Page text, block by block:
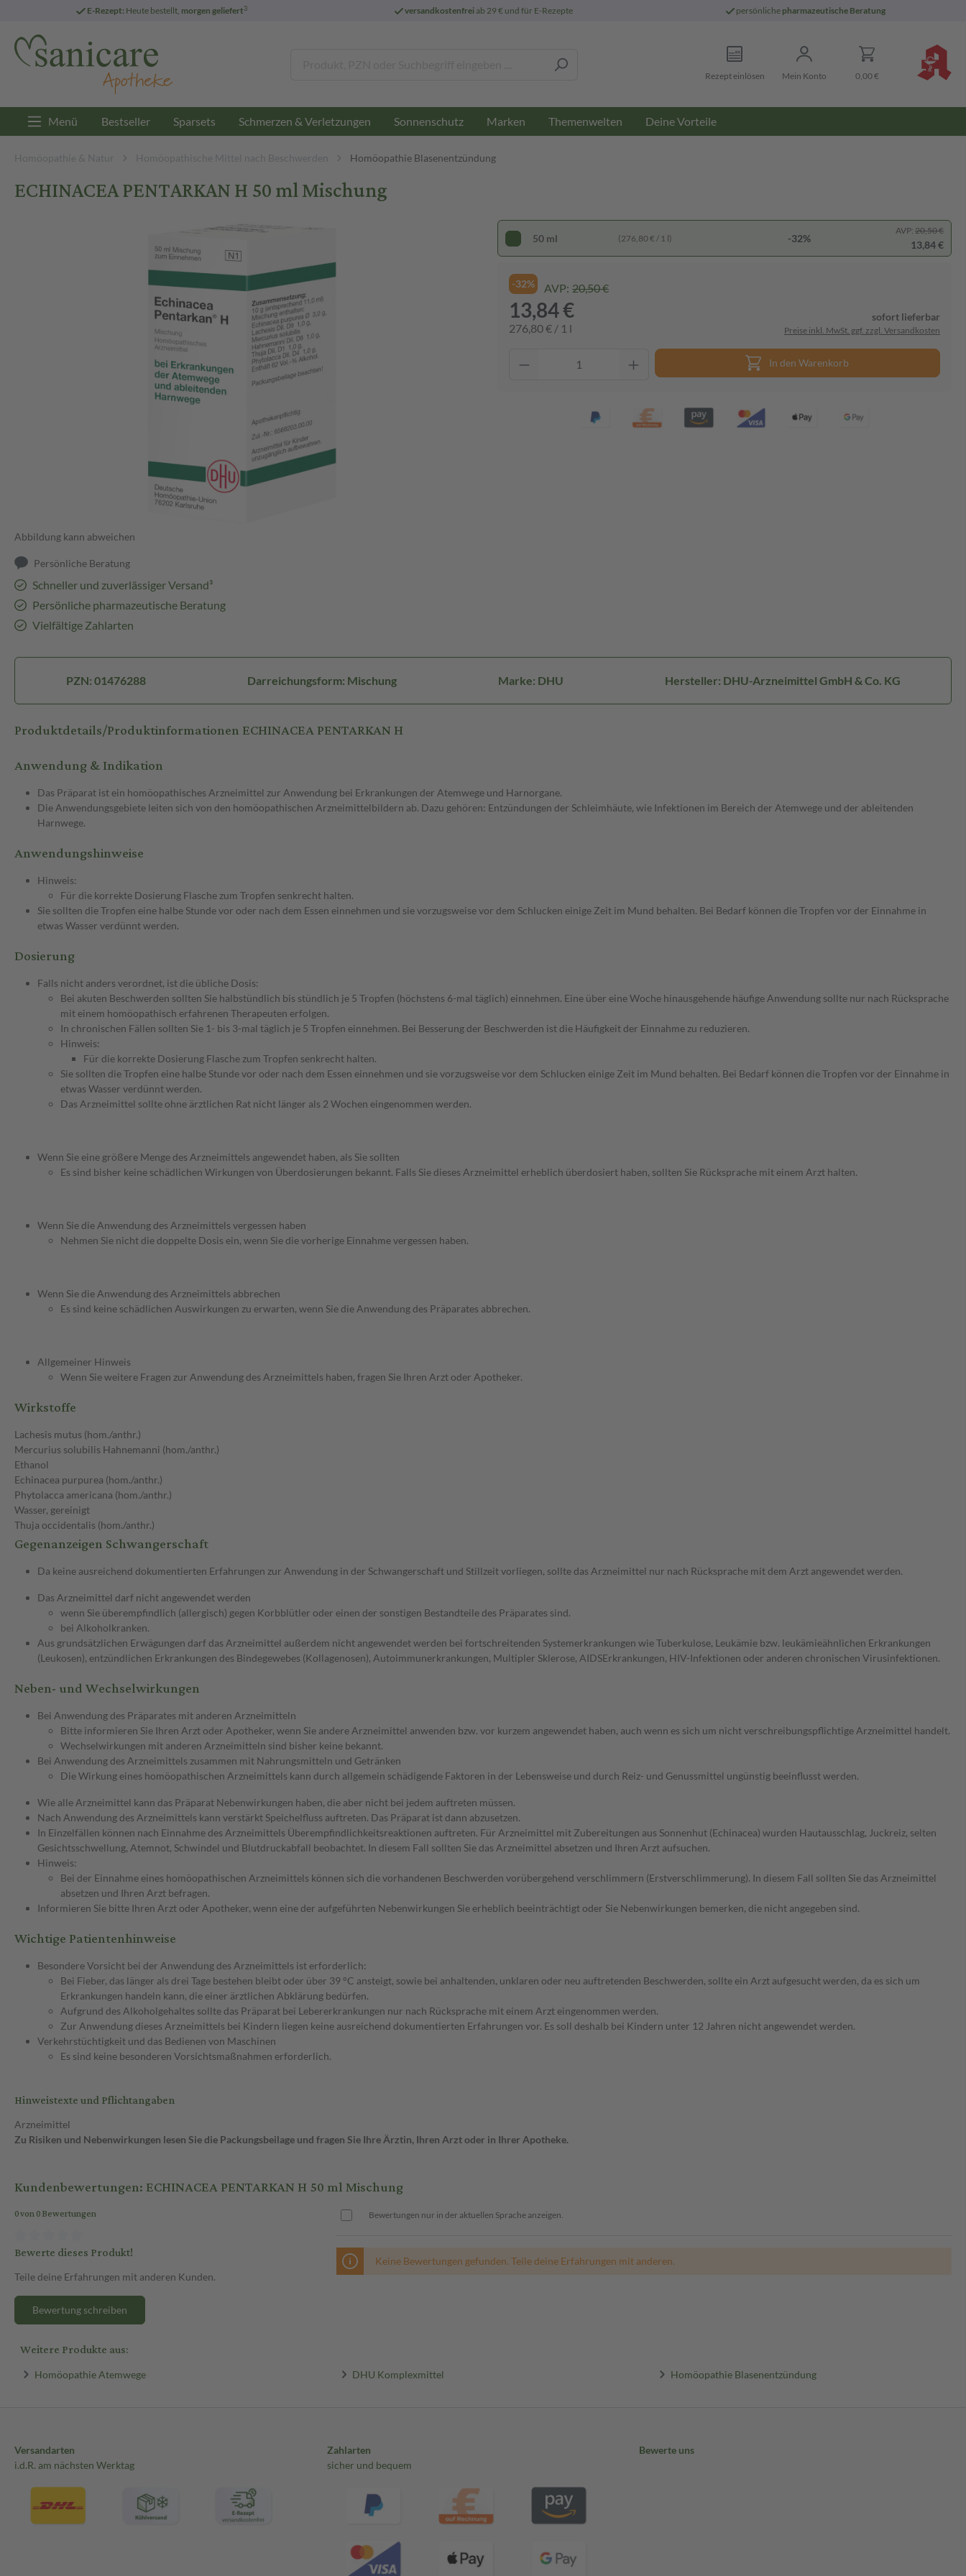
E-Rezept: Heute bestellt, morgen geliefert3 versandkostenfreiab 29 € und für E-Rezepte persönliche pharmazeutische Beratung
Rezept einlösen Mein Konto 0,00 €
Menü Bestseller Sparsets Schmerzen & Verletzungen Sonnenschutz Marken Themenwelten Deine Vorteile
Homöopathie & Natur Homöopathische Mittel nach Beschwerden Homöopathie Blasenentzündung
ECHINACEA PENTARKAN H 50 ml Mischung
Abbildung kann abweichen
Persönliche Beratung
Schneller und zuverlässiger Versand³
Persönliche pharmazeutische Beratung
Vielfältige Zahlarten
50 ml (276,80 € / 1 l) -32%
AVP: 20,50 €
13,84 €
-32% AVP: 20,50 €
13,84 €
276,80 € / 1 l
sofort lieferbar
Preise inkl. MwSt. ggf. zzgl. Versandkosten
In den Warenkorb
PZN: 01476288 Darreichungsform: Mischung Marke: DHU Hersteller: DHU-Arzneimittel GmbH & Co. KG
Produktdetails/Produktinformationen ECHINACEA PENTARKAN H
Anwendung & Indikation
Das Präparat ist ein homöopathisches Arzneimittel zur Anwendung bei Erkrankungen der Atemwege und Harnorgane.
Die Anwendungsgebiete leiten sich von den homöopathischen Arzneimittelbildern ab. Dazu gehören: Entzündungen der Schleimhäute, wie Infektionen im Bereich der Atemwege und der ableitenden
Harnwege.
Anwendungshinweise
Hinweis:
Für die korrekte Dosierung Flasche zum Tropfen senkrecht halten.
Sie sollten die Tropfen eine halbe Stunde vor oder nach dem Essen einnehmen und sie vorzugsweise vor dem Schlucken einige Zeit im Mund behalten. Bei Bedarf können die Tropfen vor der Einnahme in
etwas Wasser verdünnt werden.
Dosierung
Falls nicht anders verordnet, ist die übliche Dosis:
Bei akuten Beschwerden sollten Sie halbstündlich bis stündlich je 5 Tropfen (höchstens 6-mal täglich) einnehmen. Eine über eine Woche hinausgehende häufige Anwendung sollte nur nach Rücksprache
mit einem homöopathisch erfahrenen Therapeuten erfolgen.
In chronischen Fällen sollten Sie 1- bis 3-mal täglich je 5 Tropfen einnehmen. Bei Besserung der Beschwerden ist die Häufigkeit der Einnahme zu reduzieren.
Hinweis:
Für die korrekte Dosierung Flasche zum Tropfen senkrecht halten.
Sie sollten die Tropfen eine halbe Stunde vor oder nach dem Essen einnehmen und sie vorzugsweise vor dem Schlucken einige Zeit im Mund behalten. Bei Bedarf können die Tropfen vor der Einnahme in
etwas Wasser verdünnt werden.
Das Arzneimittel sollte ohne ärztlichen Rat nicht länger als 2 Wochen eingenommen werden.
Wenn Sie eine größere Menge des Arzneimittels angewendet haben, als Sie sollten
Es sind bisher keine schädlichen Wirkungen von Überdosierungen bekannt. Falls Sie dieses Arzneimittel erheblich überdosiert haben, sollten Sie Rücksprache mit einem Arzt halten.
Wenn Sie die Anwendung des Arzneimittels vergessen haben
Nehmen Sie nicht die doppelte Dosis ein, wenn Sie die vorherige Einnahme vergessen haben.
Wenn Sie die Anwendung des Arzneimittels abbrechen
Es sind keine schädlichen Auswirkungen zu erwarten, wenn Sie die Anwendung des Präparates abbrechen.
Allgemeiner Hinweis
Wenn Sie weitere Fragen zur Anwendung des Arzneimittels haben, fragen Sie Ihren Arzt oder Apotheker.
Wirkstoffe
Lachesis mutus (hom./anthr.)
Mercurius solubilis Hahnemanni (hom./anthr.)
Ethanol
Echinacea purpurea (hom./anthr.)
Phytolacca americana (hom./anthr.)
Wasser, gereinigt
Thuja occidentalis (hom./anthr.)
Gegenanzeigen Schwangerschaft
Da keine ausreichend dokumentierten Erfahrungen zur Anwendung in der Schwangerschaft und Stillzeit vorliegen, sollte das Arzneimittel nur nach Rücksprache mit dem Arzt angewendet werden.
Das Arzneimittel darf nicht angewendet werden
wenn Sie überempfindlich (allergisch) gegen Korbblütler oder einen der sonstigen Bestandteile des Präparates sind.
bei Alkoholkranken.
Aus grundsätzlichen Erwägungen darf das Arzneimittel außerdem nicht angewendet werden bei fortschreitenden Systemerkrankungen wie Tuberkulose, Leukämie bzw. leukämieähnlichen Erkrankungen
(Leukosen), entzündlichen Erkrankungen des Bindegewebes (Kollagenosen), Autoimmunerkrankungen, Multipler Sklerose, AIDSErkrankungen, HIV-Infektionen oder anderen chronischen Virusinfektionen.
Neben- und Wechselwirkungen
Bei Anwendung des Präparates mit anderen Arzneimitteln
Bitte informieren Sie Ihren Arzt oder Apotheker, wenn Sie andere Arzneimittel anwenden bzw. vor kurzem angewendet haben, auch wenn es sich um nicht verschreibungspflichtige Arzneimittel handelt.
Wechselwirkungen mit anderen Arzneimitteln sind bisher keine bekannt.
Bei Anwendung des Arzneimittels zusammen mit Nahrungsmitteln und Getränken
Die Wirkung eines homöopathischen Arzneimittels kann durch allgemein schädigende Faktoren in der Lebensweise und durch Reiz- und Genussmittel ungünstig beeinflusst werden.
Wie alle Arzneimittel kann das Präparat Nebenwirkungen haben, die aber nicht bei jedem auftreten müssen.
Nach Anwendung des Arzneimittels kann verstärkt Speichelfluss auftreten. Das Präparat ist dann abzusetzen.
In Einzelfällen können nach Einnahme des Arzneimittels Überempfindlichkeitsreaktionen auftreten. Für Arzneimittel mit Zubereitungen aus Sonnenhut (Echinacea) wurden Hautausschlag, Juckreiz, selten
Gesichtsschwellung, Atemnot, Schwindel und Blutdruckabfall beobachtet. In diesem Fall sollten Sie das Arzneimittel absetzen und Ihren Arzt aufsuchen.
Hinweis:
Bei der Einnahme eines homöopathischen Arzneimittels können sich die vorhandenen Beschwerden vorübergehend verschlimmern (Erstverschlimmerung). In diesem Fall sollten Sie das Arzneimittel
absetzen und Ihren Arzt befragen.
Informieren Sie bitte Ihren Arzt oder Apotheker, wenn eine der aufgeführten Nebenwirkungen Sie erheblich beeinträchtigt oder Sie Nebenwirkungen bemerken, die nicht angegeben sind.
Wichtige Patientenhinweise
Besondere Vorsicht bei der Anwendung des Arzneimittels ist erforderlich:
Bei Fieber, das länger als drei Tage bestehen bleibt oder über 39 °C ansteigt, sowie bei anhaltenden, unklaren oder neu auftretenden Beschwerden, sollte ein Arzt aufgesucht werden, da es sich um
Erkrankungen handeln kann, die einer ärztlichen Abklärung bedürfen.
Aufgrund des Alkoholgehaltes sollte das Präparat bei Lebererkrankungen nur nach Rücksprache mit einem Arzt eingenommen werden.
Zur Anwendung dieses Arzneimittels bei Kindern liegen keine ausreichend dokumentierten Erfahrungen vor. Es soll deshalb bei Kindern unter 12 Jahren nicht angewendet werden.
Verkehrstüchtigkeit und das Bedienen von Maschinen
Es sind keine besonderen Vorsichtsmaßnahmen erforderlich.
Hinweistexte und Pflichtangaben
Arzneimittel
Zu Risiken und Nebenwirkungen lesen Sie die Packungsbeilage und fragen Sie Ihre Ärztin, Ihren Arzt oder in Ihrer Apotheke.
Kundenbewertungen: ECHINACEA PENTARKAN H 50 ml Mischung
0 von 0 Bewertungen
Bewerte dieses Produkt!
Teile deine Erfahrungen mit anderen Kunden.
Bewertung schreiben
Bewertungen nur in der aktuellen Sprache anzeigen.
Keine Bewertungen gefunden. Teile deine Erfahrungen mit anderen.
Weitere Produkte aus:
Homöopathie Atemwege DHU Komplexmittel Homöopathie Blasenentzündung
Versandarten
i.d.R. am nächsten Werktag
Zahlarten
sicher und bequem
Bewerte uns